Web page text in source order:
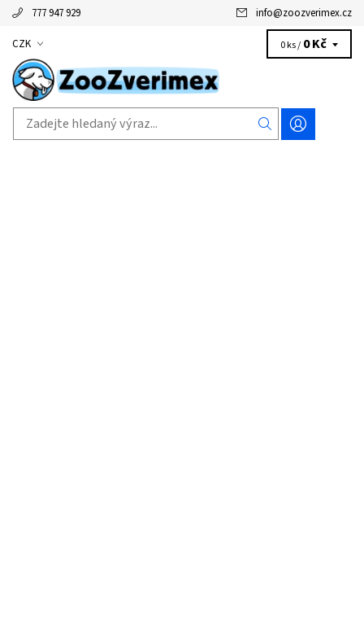
777 947 929 info@zoozverimex.cz
CZK 0 ks / 0 Kč